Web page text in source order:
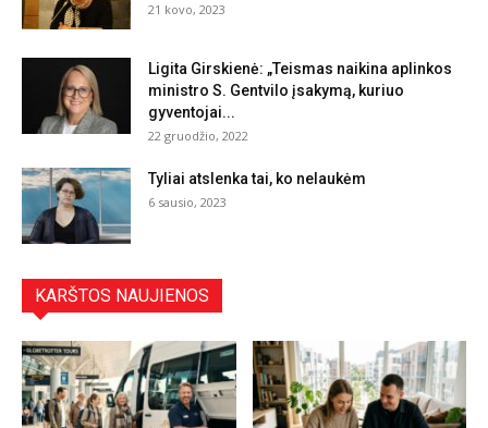
21 kovo, 2023
Ligita Girskienė: „Teismas naikina aplinkos
ministro S. Gentvilo įsakymą, kuriuo
gyventojai...
22 gruodžio, 2022
Tyliai atslenka tai, ko nelaukėm
6 sausio, 2023
KARŠTOS NAUJIENOS